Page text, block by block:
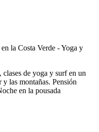
de yoga y surf en un
las montañas. Pensión
en la pousada